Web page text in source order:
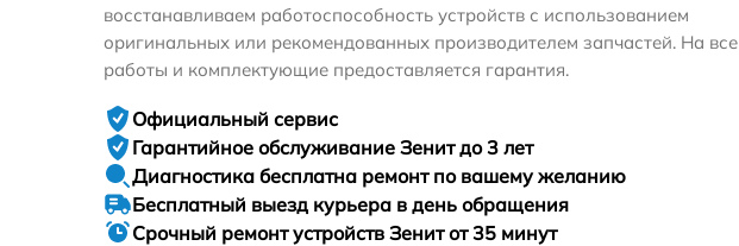
восстанавливаем работоспособность устройств с использованием
оригинальных или рекомендованных производителем запчастей. На все
работы и комплектующие предоставляется гарантия.
Официальный сервис
Гарантийное обслуживание Зенит до 3 лет
Диагностика бесплатна ремонт по вашему желанию
Бесплатный выезд курьера в день обращения
Срочный ремонтустройств Зенит от 35 минут